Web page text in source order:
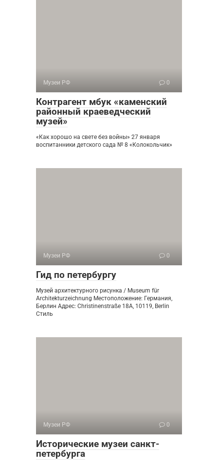
Музеи РФ 0
Контрагент мбук «каменский
районный краеведческий
музей»
«Как хорошо на свете без войны» 27 января
воспитанники детского сада № 8 «Колокольчик»
Музеи РФ 0
Гид по петербургу
Музей архитектурного рисунка / Museum für
Architekturzeichnung Местоположение: Германия,
Берлин Адрес: Christinenstraße 18A, 10119, Berlin
Стиль
Музеи РФ 0
Исторические музеи санкт-
петербурга